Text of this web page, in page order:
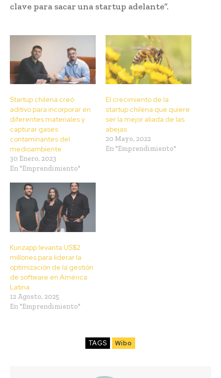
clave para sacar una startup adelante”.
Startup chilena creó
aditivo para incorporar en
diferentes materiales y
capturar gases
contaminantes del
medioambiente
30 Enero, 2023
En "Emprendimiento"
El crecimiento de la
startup chilena que quiere
ser la mejor aliada de las
abejas
20 Mayo, 2022
En "Emprendimiento"
Kunzapp levanta US$2
millones para liderar la
optimización de la gestión
de software en América
Latina
12 Agosto, 2025
En "Emprendimiento"
TAGS Wibo